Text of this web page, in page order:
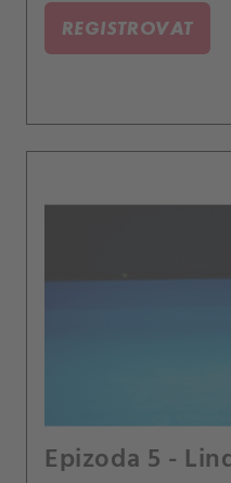
vzácnou trofej.
REGISTROVAT
Epizoda 5 -